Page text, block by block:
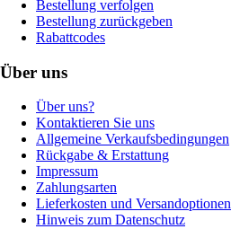
Bestellung verfolgen
Bestellung zurückgeben
Rabattcodes
Über uns
Über uns?
Kontaktieren Sie uns
Allgemeine Verkaufsbedingungen
Rückgabe & Erstattung
Impressum
Zahlungsarten
Lieferkosten und Versandoptionen
Hinweis zum Datenschutz